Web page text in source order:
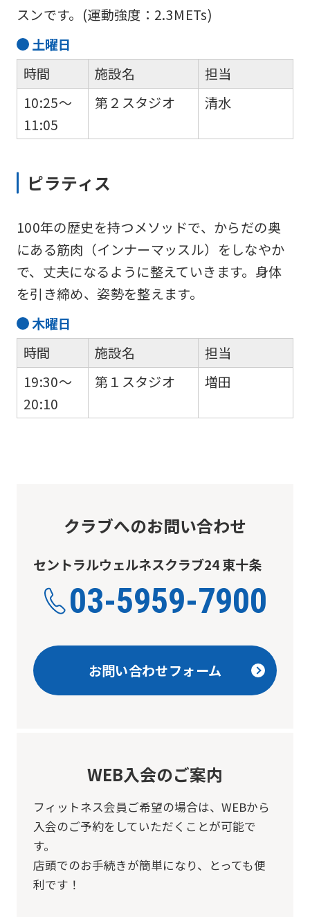
スンです。(運動強度：2.3METs)
土曜日
時間
10:25～
11:05
施設名
第２スタジオ
担当
清水
ピラティス
100年の歴史を持つメソッドで、からだの奥
にある筋肉（インナーマッスル）をしなやか
で、丈夫になるように整えていきます。身体
を引き締め、姿勢を整えます。
木曜日
時間
19:30～
20:10
施設名
第１スタジオ
担当
増田
クラブへのお問い合わせ
セントラルウェルネスクラブ24 東十条
03-5959-7900
お問い合わせフォーム
WEB入会のご案内
フィットネス会員ご希望の場合は、 WEBから
入会のご予約をしていただくことが可能で
す。
店頭でのお手続きが簡単になり、とっても便
利です！
page.
if
you
use
the
Japanese
version
of
be
mechanically,
be
accurate
translation.
The
may
differ
content.
ask
you